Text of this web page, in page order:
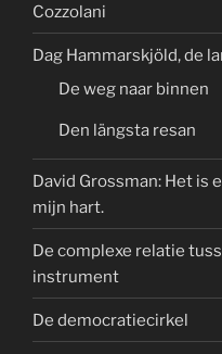
Cozzolani
Dag Hammarskjöld, de
De weg naar binnen
Den längsta resan
David Grossman: Het is
mijn hart.
De complexe relatie
instrument
De democratiecirkel